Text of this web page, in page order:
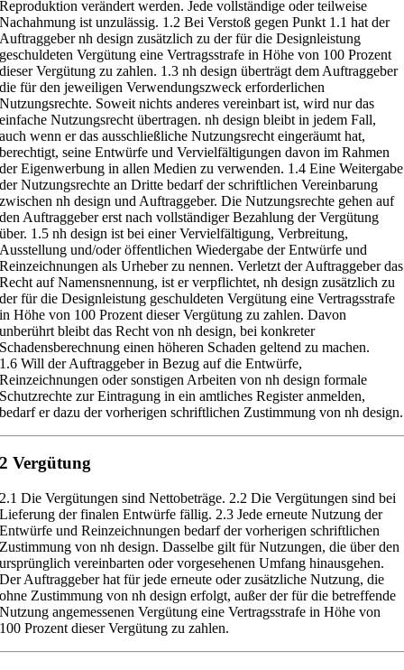
Reproduktion verändertwerden. Jede vollständige oder teilweise
Nachahmung ist unzulässig. 1.2 Bei Verstoß gegen Punkt 1.1 hat der
Auftraggeber nh design zusätzlich zu der für die Designleistung
geschuldeten Vergütung eine Vertragsstrafein Höhe von 100 Prozent
dieser Vergütung zu zahlen. 1.3 nh design überträgt dem Auftraggeber
die für den jeweiligen Verwendungszweck erforderlichen
Nutzungsrechte. Soweit nichts anderes vereinbartist, wird nur das
einfache Nutzungsrecht übertragen. nh design bleibt injedem Fall,
auch wenn er das ausschließliche Nutzungsrecht eingeräumt hat,
berechtigt, seine Entwürfe und Vervielfältigungen davon im Rahmen
derEigenwerbung in allen Medien zu verwenden. 1.4Eine Weitergabe
der Nutzungsrechte an Dritte bedarf der schriftlichenVereinbarung
zwischen nh design und Auftraggeber. Die Nutzungsrechte gehenauf
den Auftraggeber erst nach vollständiger Bezahlung der Vergütung
über. 1.5 nh design ist bei einer Vervielfältigung, Verbreitung,
Ausstellungund/oder öffentlichen Wiedergabe der Entwürfe und
Reinzeichnungen alsUrheber zu nennen. Verletzt der Auftraggeber das
Recht auf Namensnennung,ist er verpflichtet, nh design zusätzlich zu
der für die Designleistung geschuldeten Vergütung eine Vertragsstrafe
in Höhe von 100 Prozent dieserVergütung zu zahlen. Davon
unberührt bleibt das Recht von nh design, beikonkreter
Schadensberechnung einen höheren Schaden geltend zu machen.
1.6 Will der Auftraggeber in Bezug auf die Entwürfe,
Reinzeichnungen odersonstigen Arbeiten von nh design formale
Schutzrechte zur Eintragung in einamtliches Register anmelden,
bedarf er dazu der vorherigen schriftlichen Zustimmung von nh design.
2 Vergütung
2.1 Die Vergütungen sind Nettobeträge. 2.2 Die Vergütungen sind bei
Lieferung der finalen Entwürfe fällig. 2.3Jede erneute Nutzung der
Entwürfe und Reinzeichnungen bedarf dervorherigen schriftlichen
Zustimmung von nh design. Dasselbe gilt für Nutzungen, die über den
ursprünglich vereinbarten oder vorgesehenen Umfanghinausgehen.
Der Auftraggeber hat für jede erneute oder zusätzliche Nutzung, die
ohne Zustimmung von nh design erfolgt, außer der für die betreffende
Nutzung angemessenen Vergütung eine Vertragsstrafe in Höhe von
100Prozent dieser Vergütung zu zahlen.